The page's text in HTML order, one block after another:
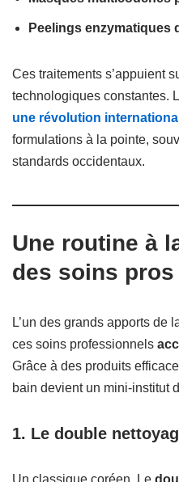
Peelings enzymatiques
Ces traitements s’appuient
technologiques constantes.
une révolution
formulations à la pointe,
standards occidentaux.
Une routine à
des soins pros
L’un des grands apports de
ces soins professionnels
Grâce à des produits
bain devient un mini-institut
1. Le double
Un classique coréen. Le